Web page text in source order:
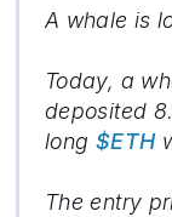
A whale is
Today, a
deposited
long $ETH
The entry